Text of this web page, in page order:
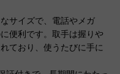
サイズで、電話やメガ
便利です。取手は握りや
ており、使うたびに手に